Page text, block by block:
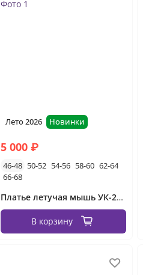
Лето 2026 Новинки
5 000 ₽
46-48 50-52 54-56 58-60 62-64
66-68
Платье летучая мышь УК-2656-3 Фабрика Моды
В корзину